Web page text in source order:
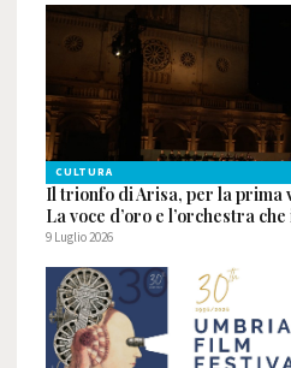
CULTURA
Il trionfo di Arisa, per la prima
La voce d’oro e l’orchestra
9 Luglio 2026